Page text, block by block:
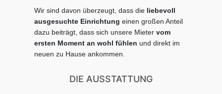
Wir sind davon überzeugt, dass die liebevoll
ausgesuchte Einrichtung einen großen Anteil
dazu beiträgt, dass sich unsere Mieter vom
ersten Moment an wohl fühlen und direkt im
neuen zu Hause ankommen.
DIE AUSSTATTUNG